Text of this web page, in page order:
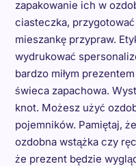
zapakowanie ich w
ciasteczka,
mieszankę przypraw.
wydrukować
bardzo miłym
świeca zapachowa.
knot. Możesz użyć
pojemników. Pamiętaj,
ozdobna wstążka czy
że prezent będzie